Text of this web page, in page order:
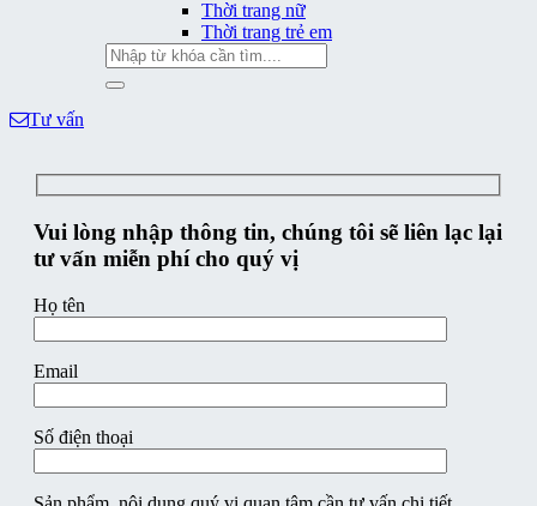
Thời trang nữ
Thời trang trẻ em
Tìm
kiếm:
Tư vấn
Vui lòng nhập thông tin, chúng tôi sẽ liên lạc lại
tư vấn miễn phí cho quý vị
Họ tên
Email
Số điện thoại